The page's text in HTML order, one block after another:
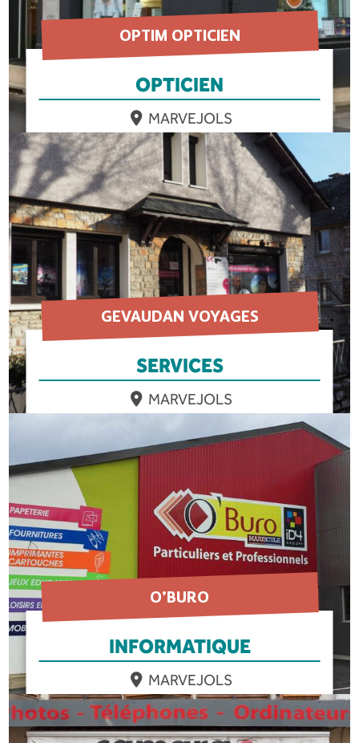
OPTIM OPTICIEN
OPTICIEN
MARVEJOLS
EN SAVOIR PLUS
GEVAUDAN VOYAGES
SERVICES
MARVEJOLS
EN SAVOIR PLUS
O’BURO
INFORMATIQUE
MARVEJOLS
EN SAVOIR PLUS